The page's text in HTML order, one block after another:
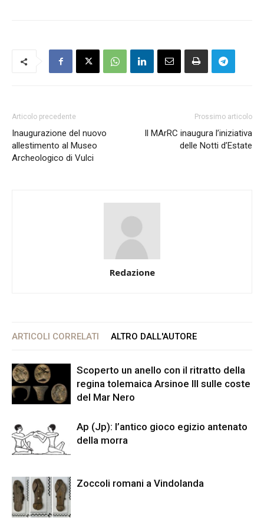
Articolo precedente
Inaugurazione del nuovo
allestimento al Museo
Archeologico di Vulci
Prossimo articolo
Il MArRC inaugura l’iniziativa
delle Notti d’Estate
Redazione
ARTICOLI CORRELATI ALTRO DALL'AUTORE
Scoperto un anello con il ritratto della
regina tolemaica Arsinoe III sulle coste
del Mar Nero
Ap (Jp): l’antico gioco egizio antenato
della morra
Zoccoli romani a Vindolanda